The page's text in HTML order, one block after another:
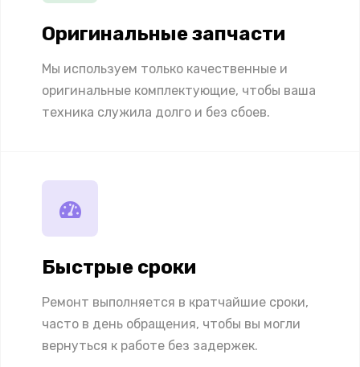
Оригинальные запчасти
Мы используем только качественные и
оригинальные комплектующие, чтобы ваша
техника служила долго и без сбоев.
Быстрые сроки
Ремонт выполняется в кратчайшие сроки,
часто в день обращения, чтобы вы могли
вернуться к работе без задержек.